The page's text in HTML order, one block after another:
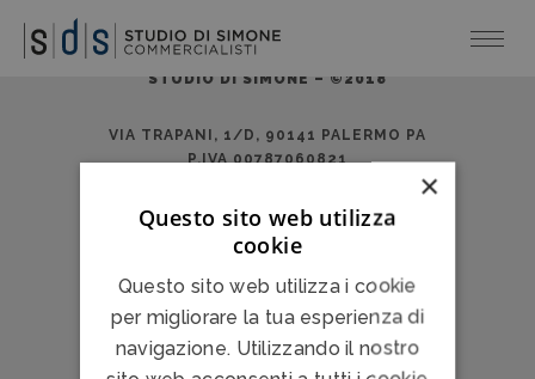
STUDIO DI SIMONE – ©2018
VIA TRAPANI, 1/D, 90141 PALERMO PA
P.IVA 00787060821
Privacy Policy Cookie Policy
×
Questo sito web utilizza
cookie
Questo sito web utilizza i cookie
per migliorare la tua esperienza di
navigazione. Utilizzando il nostro